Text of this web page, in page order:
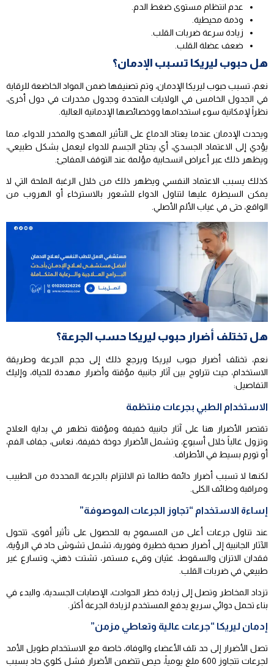
عدم انتظام مستوى ضغط الدم.
وذمة محيطية.
زيادة سرعة ضربات القلب.
ضعف عضلة القلب.
هل حبوب ليريكا تسبب الإدمان؟
نعم، تسبب حبوب ليريكا الإدمان، وتم تصنيفها ضمن المواد الخاضعة للرقابة
في الجدول الخامس في الولايات المتحدة وجدول مخدرات في دول أخرى،
نظراً لإمكانية سوء استخدامها ووخصائصها الإدمانية العالية.
ويحدث الإدمان عندما يعتاد الدماغ على التأثير المهدئ والمخدر للدواء، مما
يؤدي إلى الاعتماد الجسدي، أي يحتاج الجسم للدواء ليعمل بشكل طبيعي،
ويظهر ذلك عبر أعراض انسحابية مؤلمة عند التوقف المفاجئ.
كذلك يسبب الاعتماد النفسي ويظهر ذلك من خلال الرغبة الملحة التي لا
يمكن السيطرة عليها لتناول الدواء للشعور بالاسترخاء أو الهروب من
الواقع، حتى في غياب الألم الأصلي.
هل تختلف أضرار حبوب ليريكا حسب الجرعة؟
نعم، تختلف أضرار حبوب ليريكا ويرجع ذلك إلى حجم الجرعة وطريقة
الاستخدام، حيث تتراوح بين آثار جانبية مؤقتة وأضرار مهددة للحياة، وإليك
التفاصيل:
الاستخدام الطبي بجرعات منتظمة
تقتصر الأضرار هنا على آثار جانبية خفيفة ومؤقتة تظهر في بداية العلاج
وتزول غالباً خلال أسبوع، وتشمل الأضرار دوخة خفيفة، نعاس، جفاف الفم،
أو تورم بسيط في الأطراف.
لكنها لا تسبب أضرار دائمة طالما تم الالتزام بالجرعة المحددة من الطبيب
ومراقبة وظائف الكلى.
إساءة الاستخدام “تجاوز الجرعات الموصوفة”
عند تناول جرعات أعلى من المسموح به للحصول على تأثير أقوى، تتحول
الآثار الجانبية إلى أضرار صحية خطيرة وفورية، تشمل تشوش حاد في الرؤية،
فقدان الاتزان والسقوط، غثيان وقيء مستمر، تشتت ذهني، وتسارع غير
طبيعي في ضربات القلب.
تزداد المخاطر وتصل إلى زيادة خطر الحوادث، الإصابات الجسدية، والبدء في
بناء تحمل دوائي سريع يدفع المستخدم لزيادة الجرعة أكثر.
إدمان ليريكا “جرعات عالية وتعاطي مزمن”
تصل الأضرار إلى حد تلف الأعضاء والوفاة، خاصة مع الاستخدام طويل الأمد
لجرعات تتجاوز 600 ملغ يومياً، حيص تتضمن الأضرار فشل كلوي حاد بسبب